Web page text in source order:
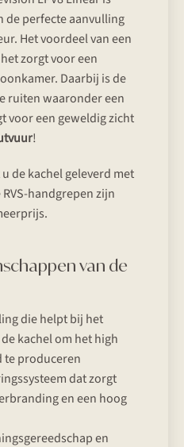
de perfecte aanvulling
Het voordeel van een
zorgt voor een
Daarbij is de
ruiten waaronder een
voor een geweldig zicht
!
de kachel geleverd met
handgrepen zijn
van de
die helpt bij het
kachel om het high
produceren
dat zorgt
en een hoog
en